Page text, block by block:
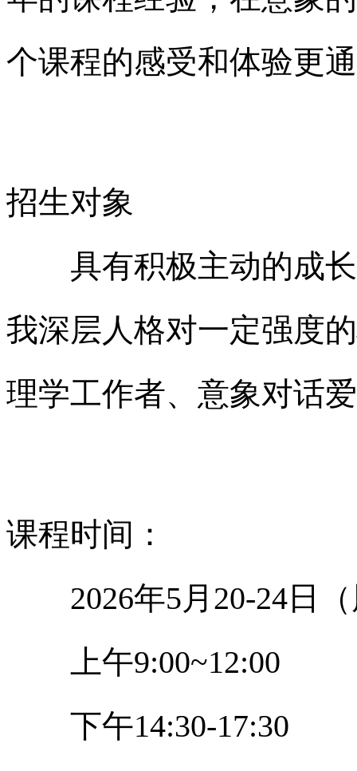
个课程的感受和体验更
招生对象
具有积极主动的成长
我深层人格对一定强度
理学工作者、意象对话
课程时间：
2026年5月 20-24 日
上午9:00~12:00
下午14:30-17:30